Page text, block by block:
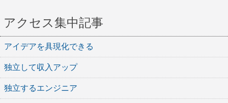
アクセス集中記事
アイデアを具現化できる
独立して収入アップ
独立するエンジニア